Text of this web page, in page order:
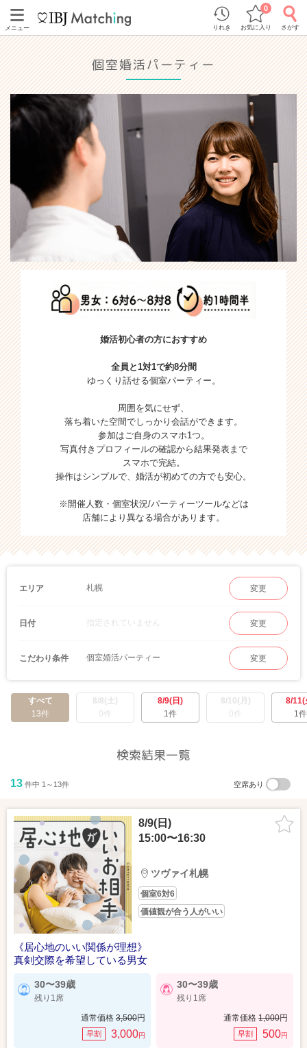
メニュー りれき お気に入り
0
さがす
個室婚活パーティー
婚活初心者の方におすすめ
全員と1対1で約8分間
ゆっくり話せる個室パーティー。
周囲を気にせず、
落ち着いた空間でしっかり会話ができます。
参加はご自身のスマホ1つ。
写真付きプロフィールの確認から結果発表まで
スマホで完結。
操作はシンプルで、婚活が初めての方でも安心。
※開催人数・個室状況/パーティーツールなどは
店舗により異なる場合があります。
エリア 札幌 変更
日付 指定されていません 変更
こだわり条件 個室婚活パーティー 変更
すべて
13件
8/8(土)
0件
8/9(日)
1件
8/10(月)
0件
8/11(
1件
検索結果一覧
13 件中 1～13件 空席あり
8/9(日)
15:00〜16:30
ツヴァイ札幌
個室6対6
価値観が合う人がいい
《居心地のいい関係が理想》
真剣交際を希望している男女
30〜39歳
残り1席
通常価格 3,500円
早割 3,000円
30〜39歳
残り1席
通常価格 1,000円
早割 500円